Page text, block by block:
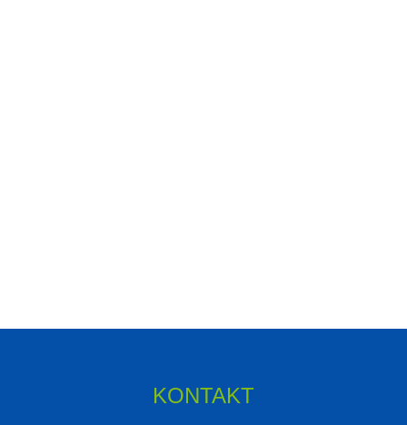
KONTAKT